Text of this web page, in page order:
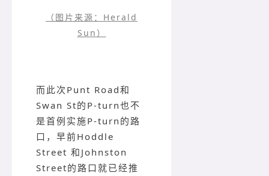
（图片来源：Herald
Sun）
而此次Punt Road和
Swan St的P-turn也不
是首例实施P-turn的路
口，早前Hoddle
Street 和Johnston
Street的路口就已经推